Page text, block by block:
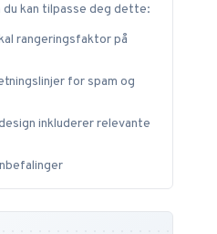
School og i SEO ved
Har du spørsmål eller
SEO, er du velkommen til å
tb@bonzer.dk .
du kan tilpasse deg dette:
rangeringsfaktor på
for spam og
inkluderer relevante